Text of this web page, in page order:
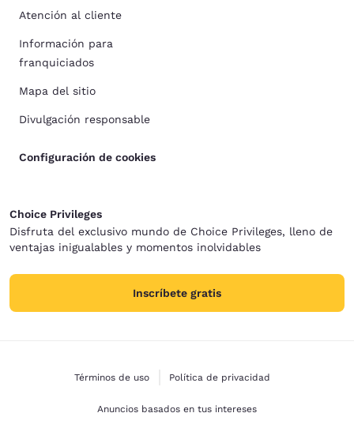
Atención al cliente
Información para
franquiciados
Mapa del sitio
Divulgación responsable
Configuración de cookies
Choice Privileges
Disfruta del exclusivo mundo de Choice Privileges, lleno de
ventajas inigualables y momentos inolvidables
Inscríbete gratis
Términos de uso Política de privacidad
Anuncios basados en tus intereses